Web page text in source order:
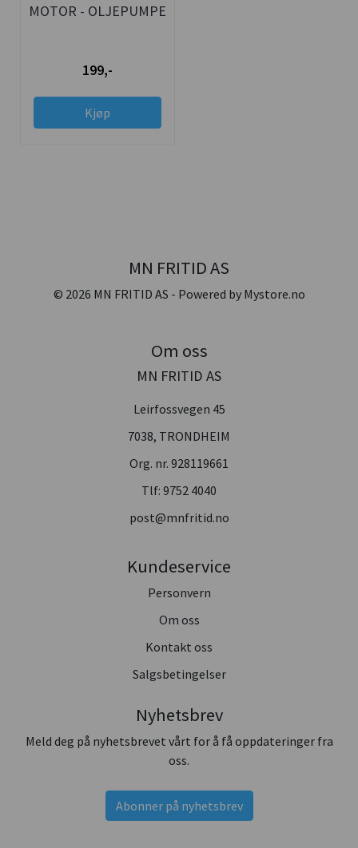
MOTOR - OLJEPUMPE
199,-
Kjøp
MN FRITID AS
© 2026 MN FRITID AS - Powered by Mystore.no
Om oss
MN FRITID AS
Leirfossvegen 45
7038, TRONDHEIM
Org. nr. 928119661
Tlf: 9752 4040
post@mnfritid.no
Kundeservice
Personvern
Om oss
Kontakt oss
Salgsbetingelser
Nyhetsbrev
Meld deg på nyhetsbrevet vårt for å få oppdateringer fra
oss.
Abonner på nyhetsbrev